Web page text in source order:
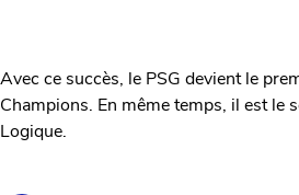
Avec ce succès, le PSG devient le
Champions. En même temps, il est le
Logique.